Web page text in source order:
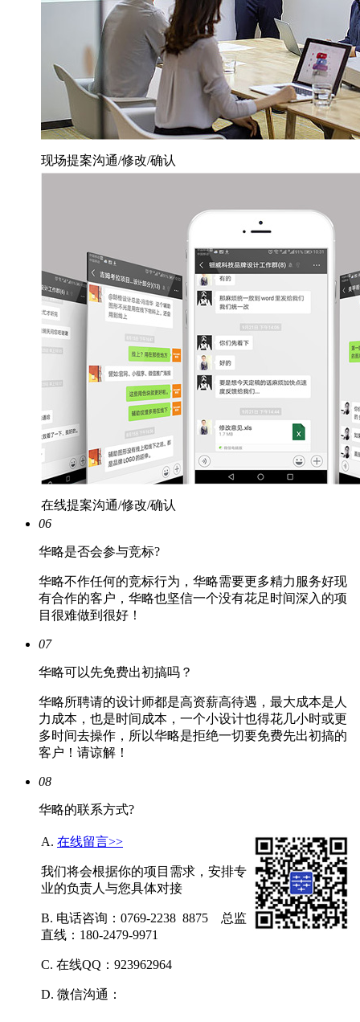
现场提案沟通/修改/确认
在线提案沟通/修改/确认
06
华略是否会参与竞标?
华略不作任何的竞标行为，华略需要更多精力服务好现
有合作的客户，华略也坚信一个没有花足时间深入的项
目很难做到很好！
07
华略可以先免费出初搞吗？
华略所聘请的设计师都是高资薪高待遇，最大成本是人
力成本，也是时间成本，一个小设计也得花几小时或更
多时间去操作，所以华略是拒绝一切要免费先出初搞的
客户！请谅解！
08
华略的联系方式?
A. 在线留言>>
我们将会根据你的项目需求，安排专
业的负责人与您具体对接
B. 电话咨询：0769-2238 8875 总监
直线：180-2479-9971
C. 在线QQ：923962964
D. 微信沟通：